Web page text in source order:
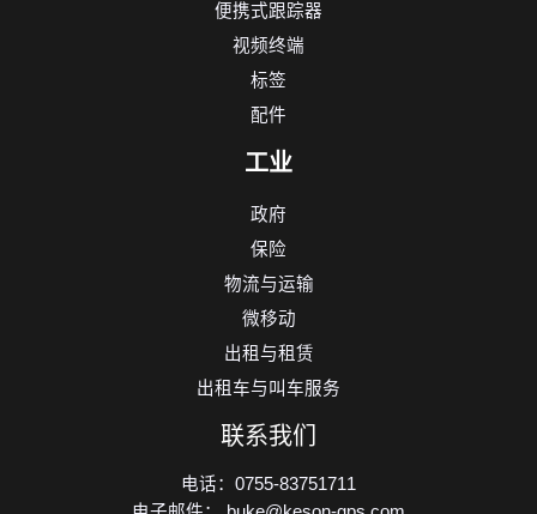
便携式跟踪器
视频终端
标签
配件
工业
政府
保险
物流与运输
微移动
出租与租赁
出租车与叫车服务
联系我们
电话：0755-83751711